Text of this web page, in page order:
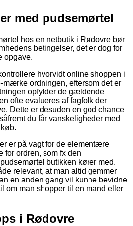
med pudsemørtel
hos en netbutik i Rødovre bør
betingelser, det er dog for
opgave.
hvorvidt online shoppen i
mærke ordningen, eftersom det er
opfylder de gældende
ofte evalueres af fagfolk der
Dette er desuden en god chance
du får vanskeligheder med
er på vagt for de elementære
for ordren, som fx den
butikken kører med.
relevant, at man altid gemmer
en anden gang vil kunne bevidne
om man shopper til en mand eller
i Rødovre